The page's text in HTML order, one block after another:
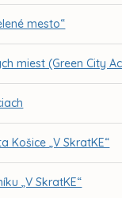
mesto“
miest (Green City
Košice „V SkratKE“
„V SkratKE“